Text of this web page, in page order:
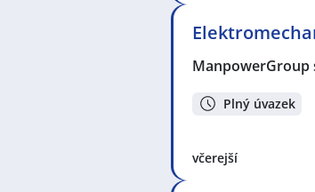
ManpowerGroup
Plný úvazek
včerejší